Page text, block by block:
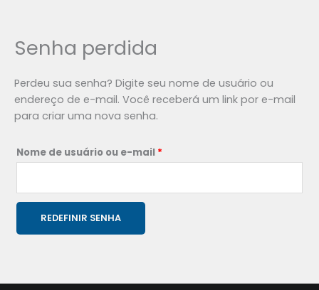
Senha perdida
Perdeu sua senha? Digite seu nome de usuário ou
endereço de e-mail. Você receberá um link por e-mail
para criar uma nova senha.
Nome de usuário ou e-mail *
REDEFINIR SENHA